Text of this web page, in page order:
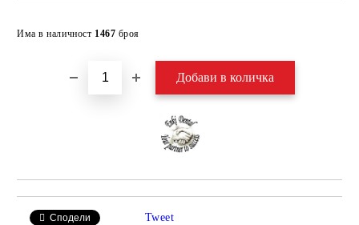
Има в наличност 1467 броя
Сподели Tweet